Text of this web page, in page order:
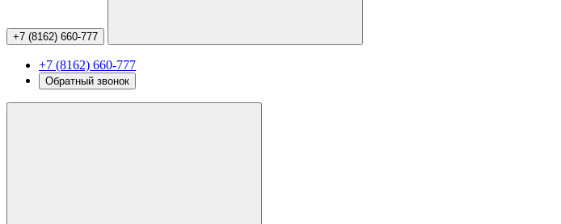
+7 (8162) 660-777
+7 (8162) 660-777
Обратный звонок